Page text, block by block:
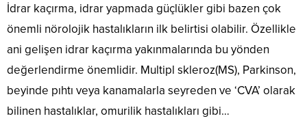
İdrar kaçırma, idrar yapmada güçlükler gibi bazen çok
önemli nörolojik hastalıkların ilk belirtisi olabilir. Özellikle
ani gelişen idrar kaçırma yakınmalarında bu yönden
değerlendirme önemlidir. Multipl skleroz(MS), Parkinson,
beyinde pıhtı veya kanamalarla seyreden ve ‘CVA’ olarak
bilinen hastalıklar, omurilik hastalıkları gibi…